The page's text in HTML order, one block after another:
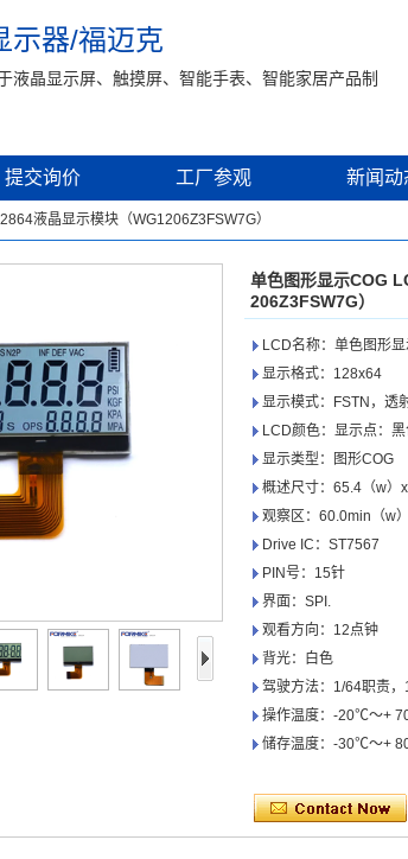
示器/福迈克
液晶显示屏、触摸屏、智能手表、智能家居产品制
提交询价 工厂参观 新闻动
液晶显示模块（WG1206Z3FSW7G）
单色图形显示COG
206Z3FSW7G）
LCD名称：单色图形
显示格式：128x64
显示模式：FSTN，透
LCD颜色：显示点：
显示类型：图形COG
概述尺寸：65.4（w）
观察区：60.0min（w
Drive IC：ST7567
PIN号：15针
界面：SPI.
观看方向：12点钟
背光：白色
驾驶方法：1/64职责，
操作温度：-20℃〜+
储存温度：-30℃〜+